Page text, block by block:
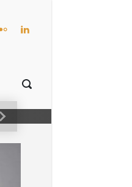
Nächster